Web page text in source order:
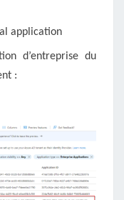
application
d’entreprise du
: